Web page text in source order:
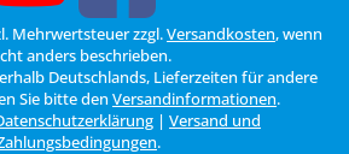
Mehrwertsteuer zzgl.Versandkosten, wenn
anders beschrieben.
Deutschlands, Lieferzeiten für andere
Sie bitte den Versandinformationen.
| Versand und
.